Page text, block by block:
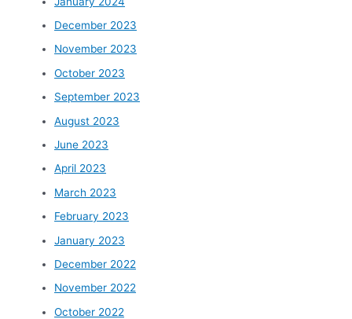
December 2023
November 2023
October 2023
September 2023
August 2023
June 2023
April 2023
March 2023
February 2023
January 2023
December 2022
November 2022
October 2022